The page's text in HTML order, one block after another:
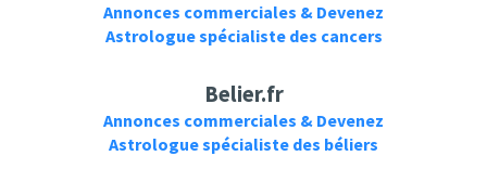
Annonces commerciales & Devenez
Astrologue spécialiste des cancers
Belier.fr
Annonces commerciales & Devenez
Astrologue spécialiste des béliers